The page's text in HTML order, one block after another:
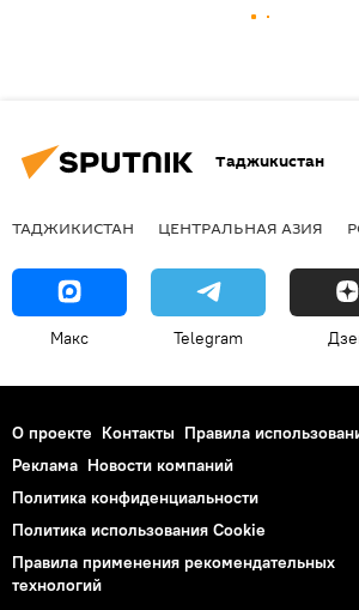
Таджикистан
ТАДЖИКИСТАН ЦЕНТРАЛЬНАЯ АЗИЯ
Макс Telegram
О проекте Контакты Правила
Реклама Новости компаний
Политика конфиденциальности
Политика использования Cookie
Правила применения рекомендательных
технологий